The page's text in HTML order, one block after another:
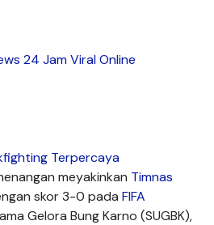
24 Jam Viral Online
Terpercaya
meyakinkan Timnas
skor 3-0 pada FIFA
Gelora Bung Karno (SUGBK),